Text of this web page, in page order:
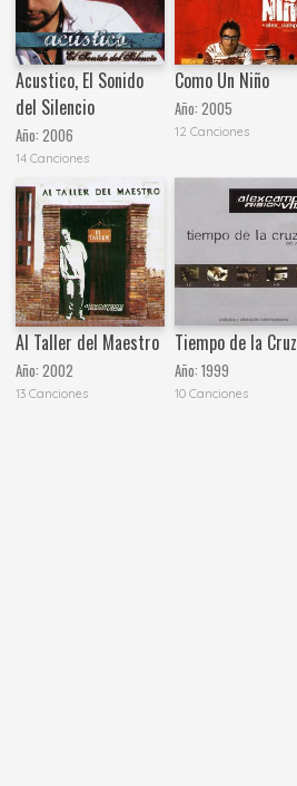
Acustico, El Sonido
del Silencio
Año:2006
14 Canciones
Como Un Niño
Año: 2005
12 Canciones
Al Taller del Maestro
Año:2002
13 Canciones
Tiempo de la Cruz
Año: 1999
10 Canciones